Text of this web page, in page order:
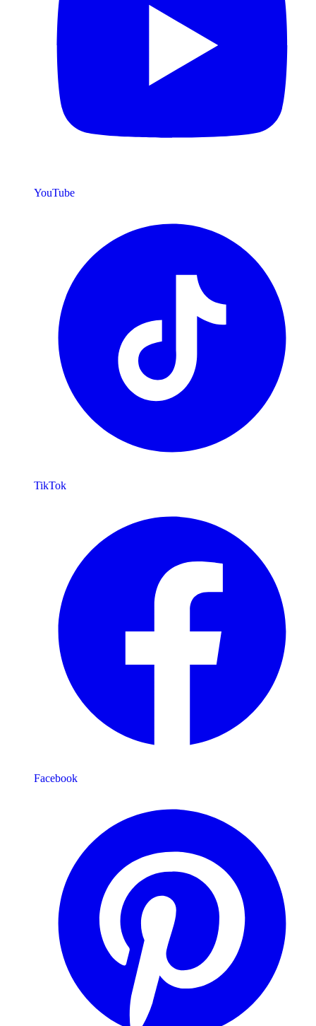
YouTube
TikTok
Facebook